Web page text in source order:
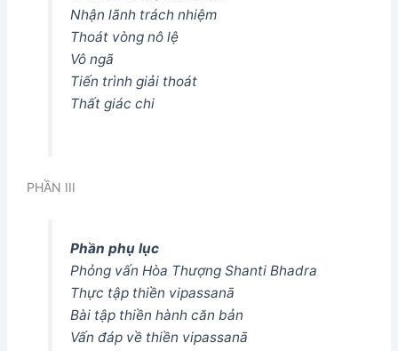
Nhận lãnh trách nhiệm
Thoát vòng nô lệ
Vô ngã
Tiến trình giải thoát
Thất giác chi
PHẦN III
Phần phụ lục
Phỏng vấn Hòa Thượng Shanti Bhadra
Thực tập thiền vipassanā
Bài tập thiền hành căn bản
Vấn đáp về thiền vipassanā